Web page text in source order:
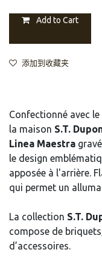
Add to Cart
添加到收藏夹
Confectionné avec
la maison S.T.
Linea Maestra
le design
apposée à l'arrière.
qui permet un
La collection S.T.
compose de
d’accessoires.